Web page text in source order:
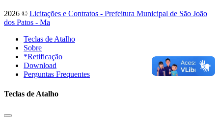
2026 © Licitações e Contratos - Prefeitura Municipal de São João
dos Patos - Ma
Teclas de Atalho
Sobre
*Retificação
Download
Perguntas Frequentes
Teclas de Atalho